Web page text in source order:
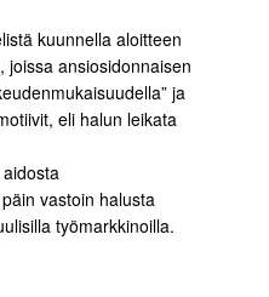
kuunnella aloitteen
ansiosidonnaisen
ja
eli halun leikata
vastoin halusta
työmarkkinoilla.